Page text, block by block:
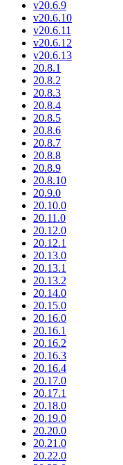
v20.6.9
v20.6.10
v20.6.11
v20.6.12
v20.6.13
20.8.1
20.8.2
20.8.3
20.8.4
20.8.5
20.8.6
20.8.7
20.8.8
20.8.9
20.8.10
20.9.0
20.10.0
20.11.0
20.12.0
20.12.1
20.13.0
20.13.1
20.13.2
20.14.0
20.15.0
20.16.0
20.16.1
20.16.2
20.16.3
20.16.4
20.17.0
20.17.1
20.18.0
20.19.0
20.20.0
20.21.0
20.22.0